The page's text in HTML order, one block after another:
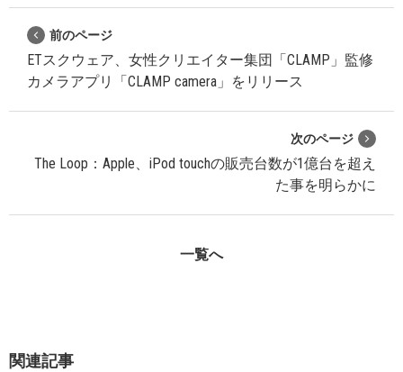
前のページ
ETスクウェア、女性クリエイター集団「CLAMP」監修
カメラアプリ「CLAMP camera」をリリース
次のページ
The Loop：Apple、iPod touchの販売台数が1億台を超え
た事を明らかに
一覧へ
関連記事